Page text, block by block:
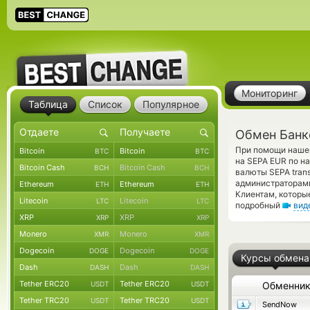
Мониторинг
Обмен
При помощи
на SEPA EUR по
валюты SEPA
Клиентам,
подробный
Курсы обмена
Обменник
SendNow
Таблица Список Популярное
Bitcoin BTC Bitcoin BTC
Bitcoin Cash BCH Bitcoin Cash BCH
Ethereum ETH Ethereum ETH
Litecoin LTC Litecoin LTC
XRP XRP XRP XRP
Monero XMR Monero XMR
Dogecoin DOGE Dogecoin DOGE
Dash DASH Dash DASH
Tether ERC20 USDT Tether ERC20 USDT
Tether TRC20 USDT Tether TRC20 USDT